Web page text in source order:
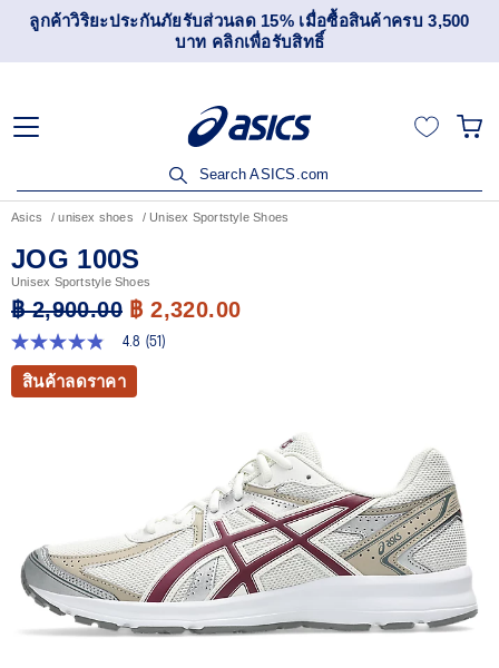
ลูกค้าวิริยะประกันภัยรับส่วนลด 15% เมื่อซื้อสินค้าครบ 3,500
บาท คลิกเพื่อรับสิทธิ์
Search ASICS.com
Asics unisex shoes Unisex Sportstyle Shoes
JOG 100S
Unisex Sportstyle Shoes
฿ 2,900.00 ฿ 2,320.00
4.8
จาก
ดาว
หน้า
เดียวกัน
4.8 (51)
สินค้าลดราคา